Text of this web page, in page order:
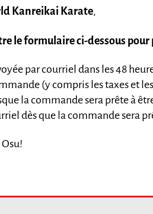
Kanreikai Karate,
le formulaire ci-dessous
par courriel dans les 48
(y compris les taxes et
la commande sera prête à
dès que la commande sera